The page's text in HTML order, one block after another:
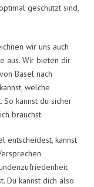
geschützt sind,
wir uns auch
aus. Wir bieten dir
Basel nach
welche
So kannst du sicher
brauchst.
entscheidest, kannst
Du kannst dich also